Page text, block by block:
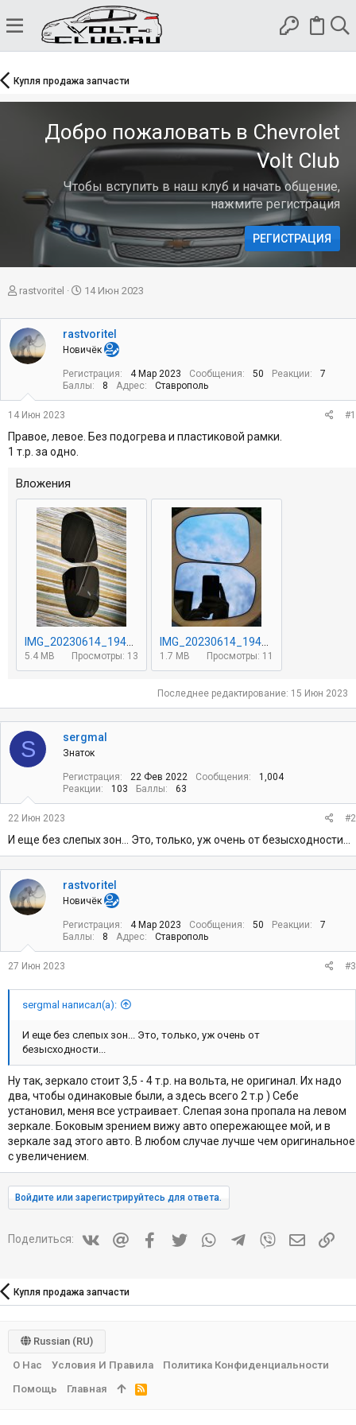
Купля продажа запчасти
Добро пожаловать в Chevrolet
Volt Club
Чтобы вступить в наш клуб и начать общение,
нажмите регистрация
РЕГИСТРАЦИЯ
А
т
о
р
т
ы
rastvoritel
Д
т
а
н
ч
а
л
14 Июн 2023
rastvoritel
Новичёк
Регистрация 4 Мар 2023 Сообщения 50 Реакции
7
Баллы
8 Адрес Ставрополь
14 Июн 2023 #1
Правое, левое. Без подогрева и пластиковой рамки.
1 т.р. за одно.
Вложения
5.4 MB Просмотры: 13 1.7 MB Просмотры: 11
Последнее редактирование: 15 Июн 2023
S sergmal
Знаток
Регистрация 22 Фев 2022 Сообщения
1,004
Реакции
103 Баллы 63
22 Июн 2023 #2
И еще без слепых зон... Это, только, уж очень от безысходности...
rastvoritel
Новичёк
Регистрация 4 Мар 2023 Сообщения 50 Реакции
7
Баллы
8 Адрес Ставрополь
27 Июн 2023 #3
sergmal написал(а):
И еще без слепых зон... Это, только, уж очень от
безысходности...
Ну так, зеркало стоит 3,5 - 4 т.р. на вольта, не оригинал. Их надо
два, чтобы одинаковые были, а здесь всего 2 т.р ) Себе
установил, меня все устраивает. Слепая зона пропала на левом
зеркале. Боковым зрением вижу авто опережающее мой, и в
зеркале зад этого авто. В любом случае лучше чем оригинальное
с увеличением.
Войдите или зарегистрируйтесь для ответа.
Поделиться: Vkontakte
Mail.ru Facebook
TwitterWhatsAppTelegram
Viber
Купля продажа запчасти
Russian (RU)
О Нас
Условия И Правила
Политика Конфиденциальности
Помощь
Главная
R
S